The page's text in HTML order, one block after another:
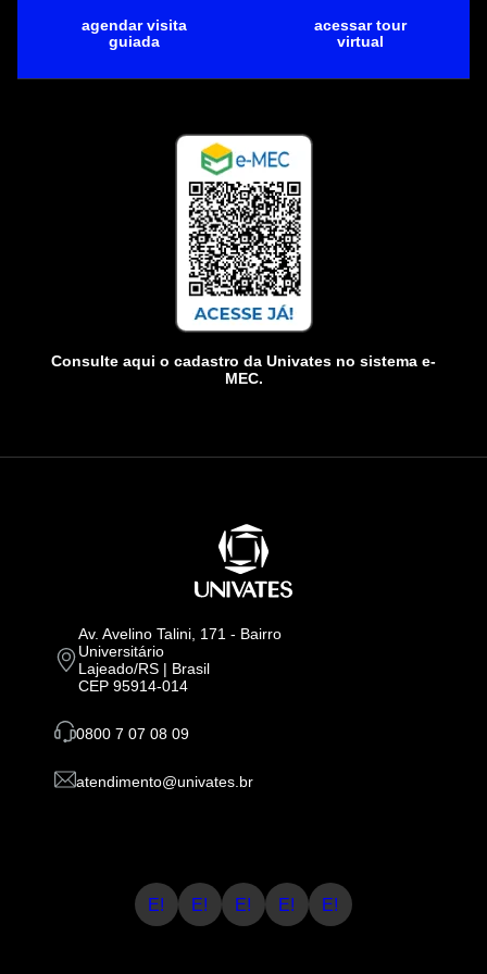
agendar visita
guiada
acessar tour
virtual
Consulte aqui o cadastro da Univates no sistema e-
MEC.
Av. Avelino Talini, 171 - Bairro
Universitário
Lajeado/RS | Brasil
CEP 95914-014
0800 7 07 08 09
atendimento@univates.br
E! E! E! E! E!